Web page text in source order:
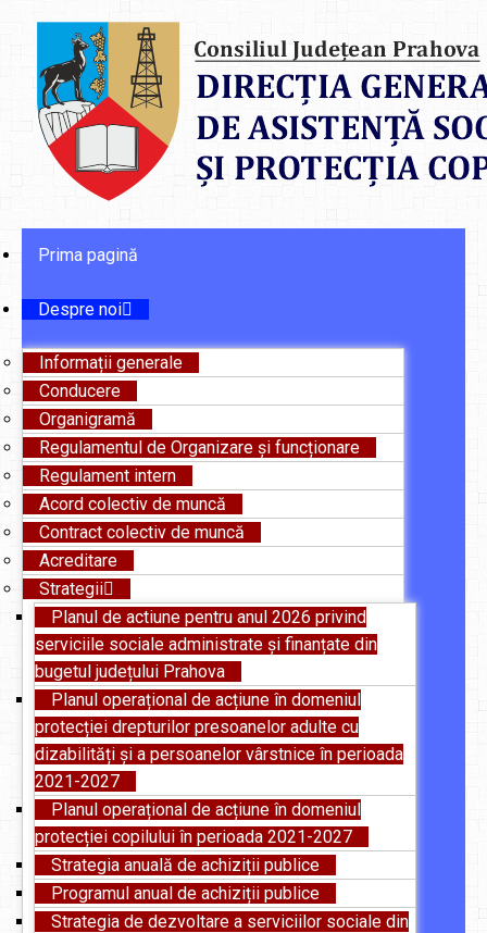
Prima pagină
Despre noi
Informații generale
Conducere
Organigramă
Regulamentul de Organizare și funcționare
Regulament intern
Acord colectiv de muncă
Contract colectiv de muncă
Acreditare
Strategii
Planul de actiune pentru anul 2026 privind
serviciile sociale administrate și finanțate din
bugetul județului Prahova
Planul operațional de acțiune în domeniul
protecției drepturilor presoanelor adulte cu
dizabilități și a persoanelor vârstnice în perioada
2021-2027
Planul operațional de acțiune în domeniul
protecției copilului în perioada 2021-2027
Strategia anuală de achiziții publice
Programul anual de achiziții publice
Strategia de dezvoltare a serviciilor sociale din